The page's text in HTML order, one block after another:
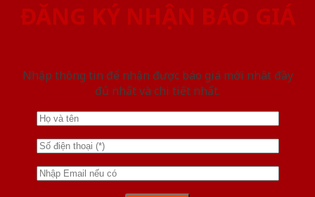
ĐĂNG KÝ NHẬN BÁO GIÁ
Nhập thông tin để nhận được báo giá mới nhât đầy
đủ nhất và chi tiết nhất.